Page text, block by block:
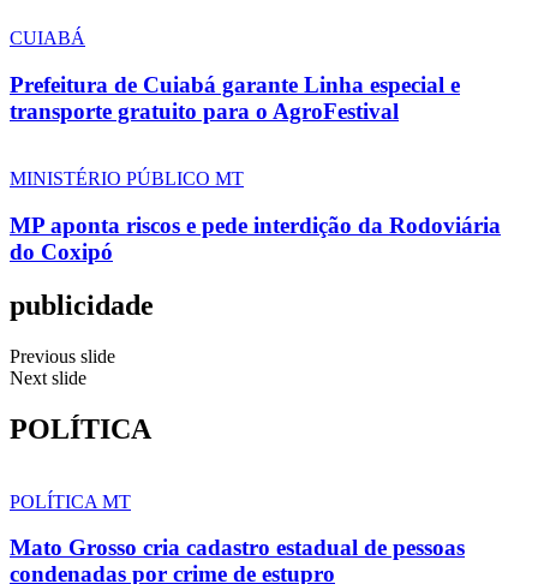
CUIABÁ
Prefeitura de Cuiabá garante Linha especial e
transporte gratuito para o AgroFestival
MINISTÉRIO PÚBLICO MT
MP aponta riscos e pede interdição da Rodoviária
do Coxipó
publicidade
Previous slide
Next slide
POLÍTICA
POLÍTICA MT
Mato Grosso cria cadastro estadual de pessoas
condenadas por crime de estupro